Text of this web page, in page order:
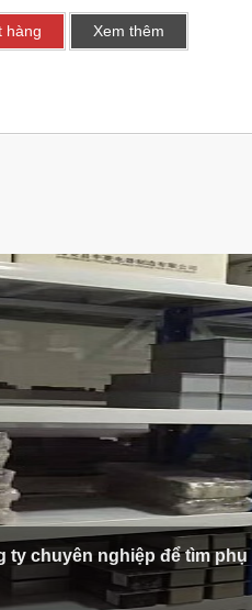
hàng Xem thêm
ty chuyên nghiệp để tìm